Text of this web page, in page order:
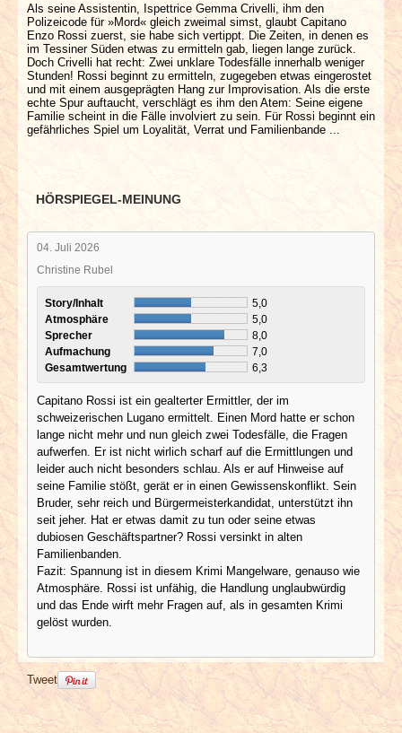
Als seine Assistentin, Ispettrice Gemma Crivelli, ihm den
Polizeicode für »Mord« gleich zweimal simst, glaubt Capitano
Enzo Rossi zuerst, sie habe sich vertippt. Die Zeiten, in denen es
im Tessiner Süden etwas zu ermitteln gab, liegen lange zurück.
Doch Crivelli hat recht: Zwei unklare Todesfälle innerhalb weniger
Stunden! Rossi beginnt zu ermitteln, zugegeben etwas eingerostet
und mit einem ausgeprägten Hang zur Improvisation. Als die erste
echte Spur auftaucht, verschlägt es ihm den Atem: Seine eigene
Familie scheint in die Fälle involviert zu sein. Für Rossi beginnt ein
gefährliches Spiel um Loyalität, Verrat und Familienbande ...
HÖRSPIEGEL-MEINUNG
04. Juli 2026
Christine Rubel
Story/Inhalt
5,0
Atmosphäre
5,0
Sprecher
8,0
Aufmachung
7,0
Gesamtwertung
6,3
Capitano Rossi ist ein gealterter Ermittler, der im
schweizerischen Lugano ermittelt. Einen Mord hatte er schon
lange nicht mehr und nun gleich zwei Todesfälle, die Fragen
aufwerfen. Er ist nicht wirlich scharf auf die Ermittlungen und
leider auch nicht besonders schlau. Als er auf Hinweise auf
seine Familie stößt, gerät er in einen Gewissenskonflikt. Sein
Bruder, sehr reich und Bürgermeisterkandidat, unterstützt ihn
seit jeher. Hat er etwas damit zu tun oder seine etwas
dubiosen Geschäftspartner? Rossi versinkt in alten
Familienbanden.
Fazit: Spannung ist in diesem Krimi Mangelware, genauso wie
Atmosphäre. Rossi ist unfähig, die Handlung unglaubwürdig
und das Ende wirft mehr Fragen auf, als in gesamten Krimi
gelöst wurden.
Tweet